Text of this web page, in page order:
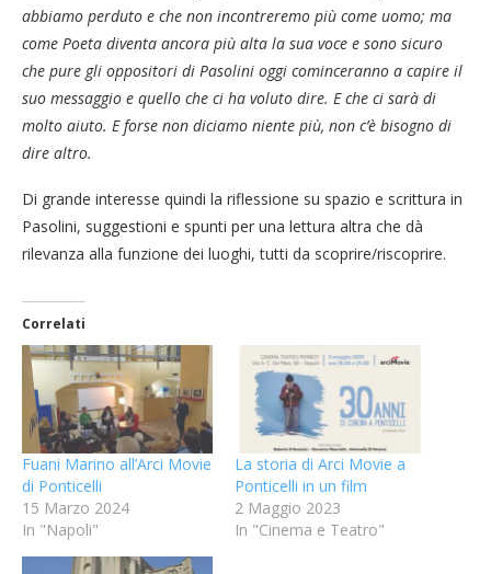
abbiamo perduto e che non incontreremo più come uomo; ma
come Poeta diventa ancora più alta la sua voce e sono sicuro
che pure gli oppositori di Pasolini oggi cominceranno a capire il
suo messaggio e quello che ci ha voluto dire. E che ci sarà di
molto aiuto. E forse non diciamo niente più, non c’è bisogno di
dire altro.
Di grande interesse quindi la riflessione su spazio e scrittura in
Pasolini, suggestioni e spunti per una lettura altra che dà
rilevanza alla funzione dei luoghi, tutti da scoprire/riscoprire.
Correlati
Fuani Marino all’Arci Movie
di Ponticelli
15 Marzo 2024
In "Napoli"
La storia di Arci Movie a
Ponticelli in un film
2 Maggio 2023
In "Cinema e Teatro"